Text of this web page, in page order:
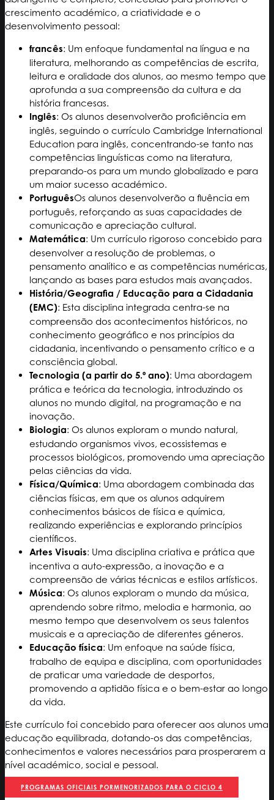
crescimento académico, a criatividade e o
desenvolvimento pessoal:
francês: Um enfoque fundamental na língua e na
literatura, melhorando as competências de escrita,
leitura e oralidade dos alunos, ao mesmo tempo que
aprofunda a sua compreensão da cultura e da
história francesas.
Inglês: Os alunos desenvolverão proficiência em
inglês, seguindo o currículo Cambridge International
Education para inglês, concentrando-se tanto nas
competências linguísticas como na literatura,
preparando-os para um mundo globalizado e para
um maior sucesso académico.
PortuguêsOs alunos desenvolverão a fluência em
português, reforçando as suas capacidades de
comunicação e apreciação cultural.
Matemática: Um currículo rigoroso concebido para
desenvolver a resolução de problemas, o
pensamento analítico e as competências numéricas,
lançando as bases para estudos mais avançados.
História/Geografia / Educação para a Cidadania
(EMC): Esta disciplina integrada centra-se na
compreensão dos acontecimentos históricos, no
conhecimento geográfico e nos princípios da
cidadania, incentivando o pensamento crítico e a
consciência global.
Tecnologia (a partir do 5.º ano): Uma abordagem
prática e teórica da tecnologia, introduzindo os
alunos no mundo digital, na programação e na
inovação.
Biologia: Os alunos exploram o mundo natural,
estudando organismos vivos, ecossistemas e
processos biológicos, promovendo uma apreciação
pelas ciências da vida.
Física/Química: Uma abordagem combinada das
ciências físicas, em que os alunos adquirem
conhecimentos básicos de física e química,
realizando experiências e explorando princípios
científicos.
Artes Visuais: Uma disciplina criativa e prática que
incentiva a auto-expressão, a inovação e a
compreensão de várias técnicas e estilos artísticos.
Música: Os alunos exploram o mundo da música,
aprendendo sobre ritmo, melodia e harmonia, ao
mesmo tempo que desenvolvem os seus talentos
musicais e a apreciação de diferentes géneros.
Educação física: Um enfoque na saúde física,
trabalho de equipa e disciplina, com oportunidades
de praticar uma variedade de desportos,
promovendo a aptidão física e o bem-estar ao longo
da vida.
Este currículo foi concebido para oferecer aos alunos uma
educação equilibrada, dotando-os das competências,
conhecimentos e valores necessários para prosperarem a
nível académico, social e pessoal.
PROGRAMAS OFICIAIS PORMENORIZADOS PARA O CICLO 4